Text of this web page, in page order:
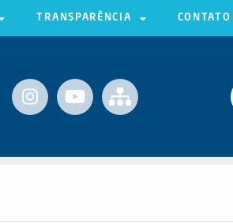
TRANSPARÊNCIA CONTATO